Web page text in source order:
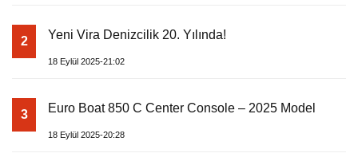
2 Yeni Vira Denizcilik 20. Yılında!
18 Eylül 2025-21:02
3 Euro Boat 850 C Center Console – 2025 Model
18 Eylül 2025-20:28